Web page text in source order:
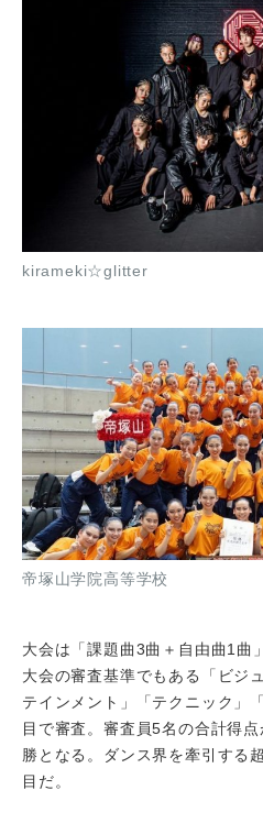
kirameki☆glitter
帝塚山学院高等学校
大会は「課題曲3曲＋自由曲1曲
大会の審査基準でもある「ビジ
テインメント」「テクニック」
目で審査。審査員5名の合計得
勝となる。ダンス界を牽引する
目だ。